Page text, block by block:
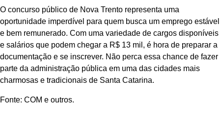
O concurso público de Nova Trento representa uma
oportunidade imperdível para quem busca um emprego estável
e bem remunerado. Com uma variedade de cargos disponíveis
e salários que podem chegar a R$ 13 mil, é hora de preparar a
documentação e se inscrever. Não perca essa chance de fazer
parte da administração pública em uma das cidades mais
charmosas e tradicionais de Santa Catarina.
Fonte: COM e outros.